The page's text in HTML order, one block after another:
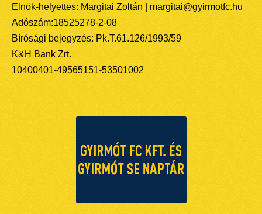
Elnök-helyettes: Margitai Zoltán | margitai@gyirmotfc.hu
Adószám:18525278-2-08
Bírósági bejegyzés: Pk.T.61.126/1993/59
K&H Bank Zrt.
10400401-49565151-53501002